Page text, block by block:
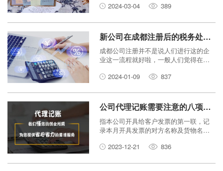
2024-03-04
389
新公司在成都注册后的税务处理：代理记账服务的重要性
成都公司注册并不是说人们进行这的企
业这一流程就好啦，一般人们觉得在申
种各样判定资格证书就好啦，但是客观
和大家一起来看一看新注册的公司以后
还必须进行的税收等办理手续!
2024-01-09 837
公司代理记账需要注意的八项事项
指本公司开具给客户发票的第一联，记
录本月开具发票的对方名称及货物名称,
理好,供代理记账会计上门收取。
2023-12-21 836